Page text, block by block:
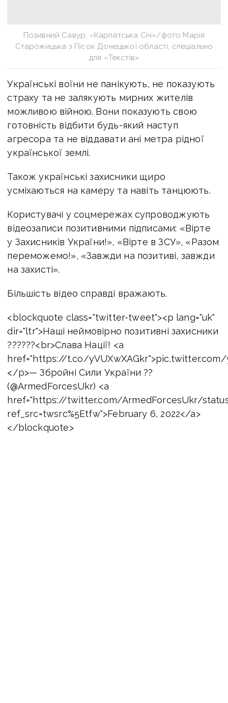
Позивний Савур, «Карпатська Січ»/фото Марія
Старожицька з Пісок Донецької області, спеціально
для «Текстів»
Українські воїни не панікують, не показують
страху та не залякують мирних жителів
можливою війною. Вони показують свою
готовність відбити будь-який наступ
агресора та не віддавати ані метра рідної
української землі.
Також українські захисники щиро
усміхаються на камеру та навіть танцюють.
Користувачі у соцмережах супроводжують
відеозаписи позитивними підписами: «Вірте
у Захисників України!», «Вірте в ЗСУ», «Разом
переможемо!», «Завжди на позитиві, завжди
на захисті».
Більшість відео справді вражають.
<blockquote class="twitter-tweet"><p lang="uk"
dir="ltr">Наші неймовірно позитивні захисники
??????<br>Слава Нації! <a
href="https://t.co/yVUXwXAGkr">pic.twitter.com/
</p>— Збройні Сили України ??
(@ArmedForcesUkr) <a
href="https://twitter.com/ArmedForcesUkr/
ref_src=twsrc%5Etfw">February 6, 2022</a>
</blockquote>